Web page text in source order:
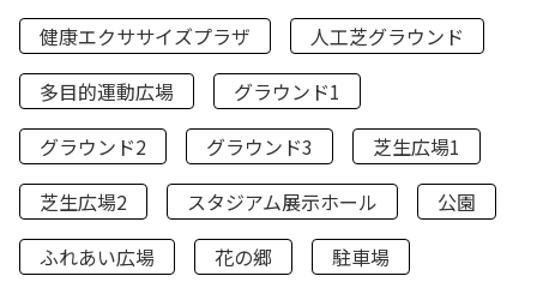
健康エクササイズプラザ
人工芝グラウンド
多目的運動広場
グラウンド1
グラウンド2
グラウンド3
芝生広場1
芝生広場2
スタジアム展示ホール
公園
ふれあい広場
花の郷
駐車場